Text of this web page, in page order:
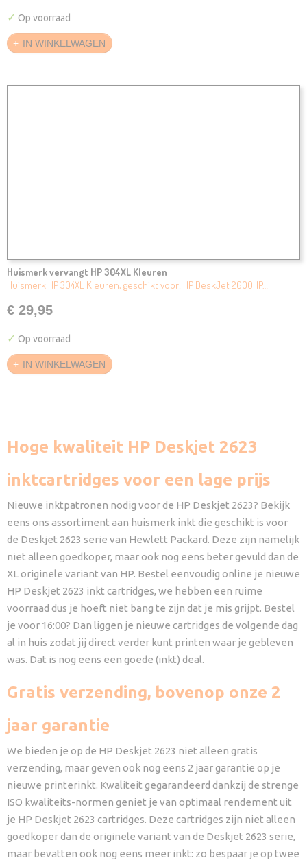
✓ Op voorraad
IN WINKELWAGEN
Huismerk vervangt HP 304XL Kleuren
Huismerk HP 304XL Kleuren, geschikt voor: HP DeskJet 2600HP…
€ 29,95
✓ Op voorraad
IN WINKELWAGEN
Hoge kwaliteit HP Deskjet 2623
inktcartridges voor een lage prijs
Nieuwe inktpatronen nodig voor de HP Deskjet 2623? Bekijk
eens ons assortiment aan huismerk inkt die geschikt is voor
de Deskjet 2623 serie van Hewlett Packard. Deze zijn namelijk
niet alleen goedkoper, maar ook nog eens beter gevuld dan de
XL originele variant van HP. Bestel eenvoudig online je nieuwe
HP Deskjet 2623 inkt cartridges, we hebben een ruime
voorraad dus je hoeft niet bang te zijn dat je mis grijpt. Bestel
je voor 16:00? Dan liggen je nieuwe cartridges de volgende dag
al in huis zodat jij direct verder kunt printen waar je gebleven
was. Dat is nog eens een goede (inkt) deal.
Gratis verzending, bovenop onze 2
jaar garantie
We bieden je op de HP Deskjet 2623 niet alleen gratis
verzending, maar geven ook nog eens 2 jaar garantie op je
nieuwe printerinkt. Kwaliteit gegarandeerd dankzij de strenge
ISO kwaliteits-normen geniet je van optimaal rendement uit
je HP Deskjet 2623 cartridges. Deze cartridges zijn niet alleen
goedkoper dan de originele variant van de Deskjet 2623 serie,
maar bevatten ook nog eens meer inkt: zo bespaar je op twee